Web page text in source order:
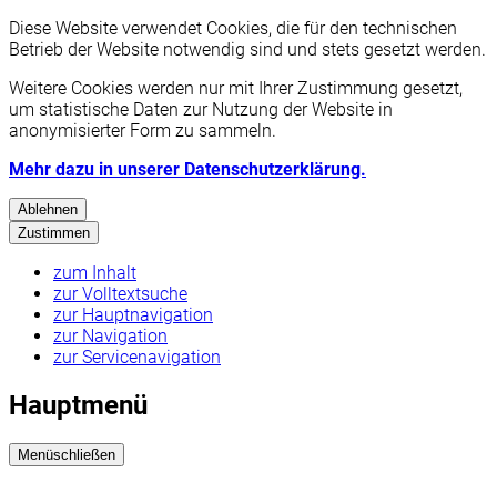
Diese Website verwendet Cookies, die für den technischen
Betrieb der Website notwendig sind und stets gesetzt werden.
Weitere Cookies werden nur mit Ihrer Zustimmung gesetzt,
um statistische Daten zur Nutzung der Website in
anonymisierter Form zu sammeln.
Mehr dazu in unserer Datenschutzerklärung.
Ablehnen
Zustimmen
zum Inhalt
zur Volltextsuche
zur Hauptnavigation
zur Navigation
zur Servicenavigation
Hauptmenü
Menüschließen